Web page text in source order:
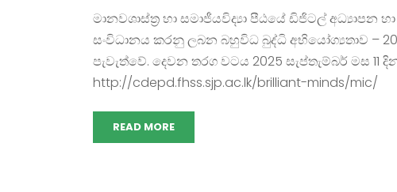
මානවශාස්ත්‍ර හා සමාජීයවිද්‍යා පීඨයේ ඩිජිටල් අධ්‍යාපන
සංවිධානය කරනු ලබන බහුවිධ බුද්ධි අභියෝග්‍යතාව –
පැවැත්වේ. දෙවන තරග වටය 2025 සැප්තැම්බර් මස 11
http://cdepd.fhss.sjp.ac.lk/brilliant-minds/mic/
READ MORE